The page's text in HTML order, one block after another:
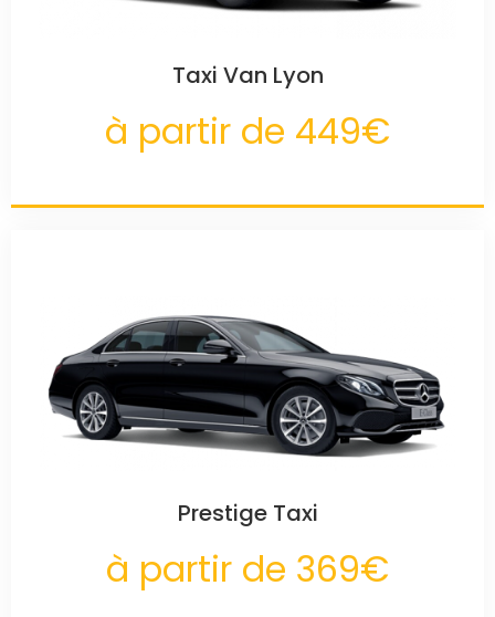
Taxi Van Lyon
à partir de 449€
Prestige Taxi
à partir de 369€